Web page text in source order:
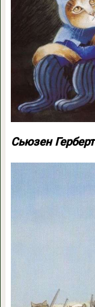
Сьюзен Герберт